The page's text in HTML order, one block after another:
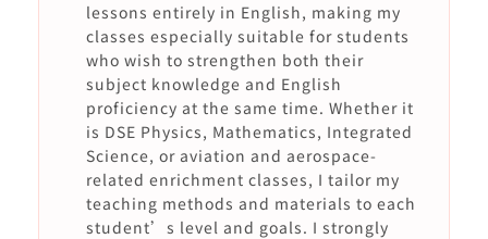
lessons entirely in English, making my
classes especially suitable for students
who wish to strengthen both their
subject knowledge and English
proficiency at the same time. Whether it
is DSE Physics, Mathematics, Integrated
Science, or aviation and aerospace-
related enrichment classes, I tailor my
teaching methods and materials to each
student’s level and goals. I strongly